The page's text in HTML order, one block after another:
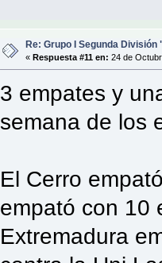
Re: Grupo I Segunda División
«Respuesta #11 en: 24 de
3 empates y
semana de los
El Cerro
empató con 10
Extremadura